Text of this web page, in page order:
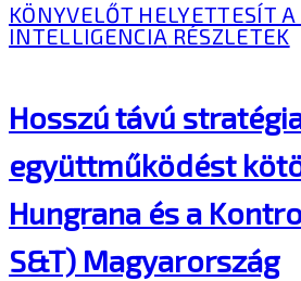
KÖNYVELŐT HELYETTESÍT A
INTELLIGENCIA RÉSZLETEK
Hosszú távú
együttműködést
Hungrana és a
S&T) Magyarország